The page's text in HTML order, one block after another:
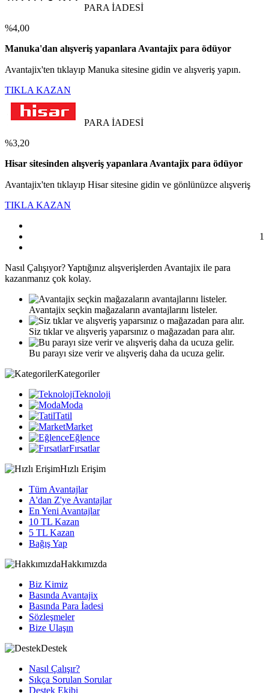
PARA İADESİ
%4,00
Manuka'dan alışveriş yapanlara Avantajix para ödüyor
Avantajix'ten tıklayıp Manuka sitesine gidin ve alışveriş yapın.
TIKLA KAZAN
PARA İADESİ
%3,20
Hisar sitesinden alışveriş yapanlara Avantajix para ödüyor
Avantajix'ten tıklayıp Hisar sitesine gidin ve gönlünüzce alışveriş
TIKLA KAZAN
1
Nasıl Çalışıyor?Yaptığınız alışverişlerden Avantajix ile para
kazanmanız çok kolay.
Avantajix seçkin mağazaların avantajlarını listeler.
Siz tıklar ve alışveriş yaparsınız o mağazadan para alır.
Bu parayı size verir ve alışveriş daha da ucuza gelir.
Kategoriler
Teknoloji
Moda
Tatil
Market
Eğlence
Fırsatlar
Hızlı Erişim
Tüm Avantajlar
A'dan Z'ye Avantajlar
En Yeni Avantajlar
10 TL Kazan
5 TL Kazan
Bağış Yap
Hakkımızda
Biz Kimiz
Basında Avantajix
Basında Para İadesi
Sözleşmeler
Bize Ulaşın
Destek
Nasıl Çalışır?
Sıkça Sorulan Sorular
Destek Ekibi